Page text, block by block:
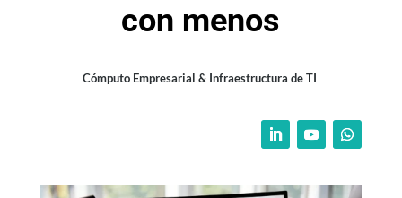
con menos
Cómputo Empresarial & Infraestructura de TI